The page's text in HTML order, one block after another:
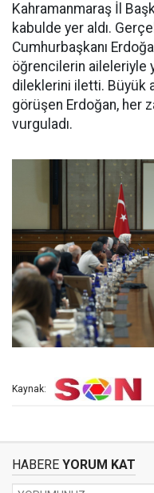
Kahramanmaraş İl
kabulde yer aldı.
Cumhurbaşkanı
öğrencilerin aileleriyle
dileklerini iletti. Büyük
görüşen Erdoğan, her
vurguladı.
Kaynak:
HABERE YORUM KAT